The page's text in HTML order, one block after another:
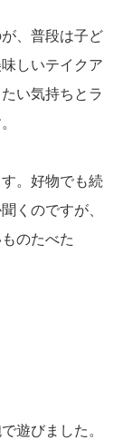
、普段は子ど
しいテイクア
い気持ちとラ
。好物でも続
くのですが、
のたべた
遊びました。